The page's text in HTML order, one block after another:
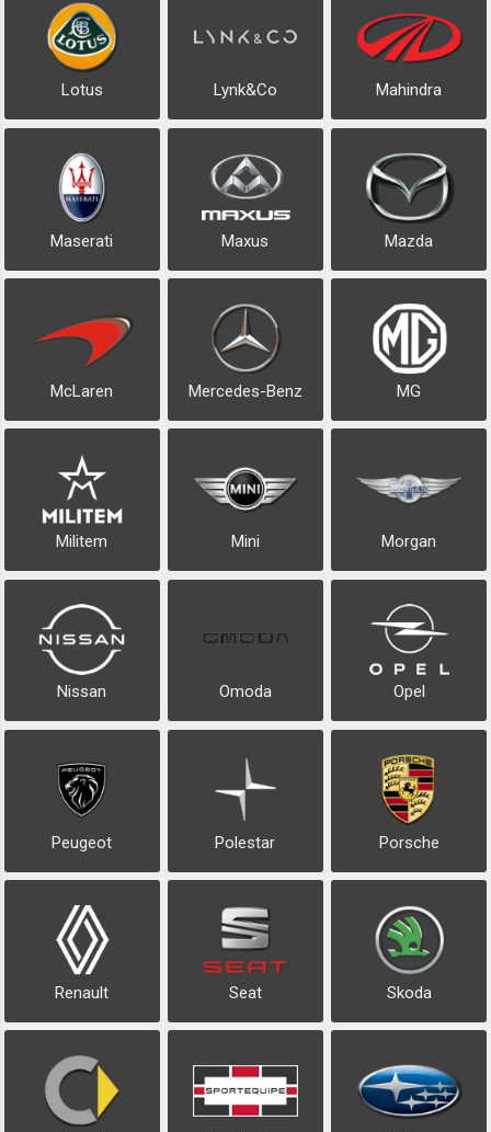
Lotus Lynk&Co Mahindra
Maserati Maxus Mazda
McLaren Mercedes-Benz MG
Militem Mini Morgan
Nissan Omoda Opel
Peugeot Polestar Porsche
Renault Seat Skoda